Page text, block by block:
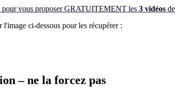
pour vous proposer GRATUITEMENT les 3 vidéos
ci-dessous pour les récupérer :
– ne la forcez pas